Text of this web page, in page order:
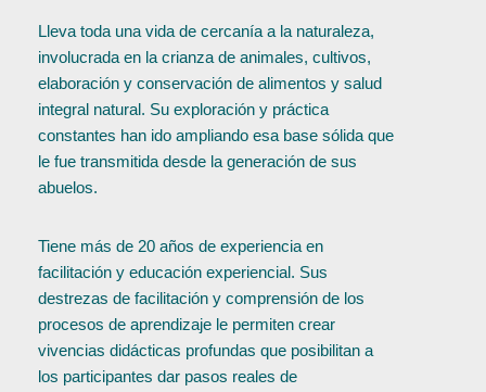
Lleva toda una vida de cercanía a la naturaleza,
involucrada en la crianza de animales, cultivos,
elaboración y conservación de alimentos y salud
integral natural. Su exploración y práctica
constantes han ido ampliando esa base sólida que
le fue transmitida desde la generación de sus
abuelos.
Tiene más de 20 años de experiencia en
facilitación y educación experiencial. Sus
destrezas de facilitación y comprensión de los
procesos de aprendizaje le permiten crear
vivencias didácticas profundas que posibilitan a
los participantes dar pasos reales de